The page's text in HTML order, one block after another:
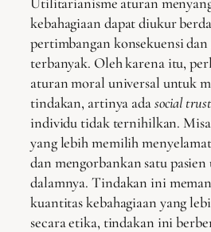
kebahagiaan dapat diukur
pertimbangan konsekuensi
terbanyak. Oleh karena itu,
aturan moral universal untuk
tindakan, artinya adasocial trust
individu tidak ternihilkan.
yang lebih memilih
dan mengorbankan satu
dalamnya. Tindakan ini
kuantitas kebahagiaan yang
secara etika, tindakan ini